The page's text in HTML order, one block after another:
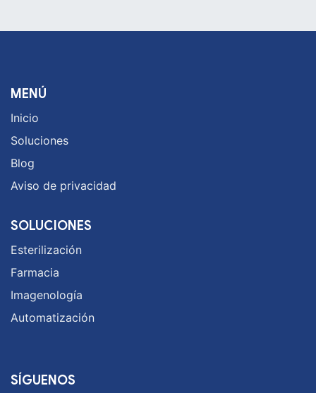
MENÚ
Inicio
Soluciones
Blog
Aviso de privacidad
SOLUCIONES
Esterilización
Farmacia
Imagenología
Automatización
SÍGUENOS